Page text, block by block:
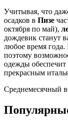
Учитывая, что
осадков в Пизе
октября по май),
дождевик станут
любое время года.
поэтому
одежды обеспечит
прекрасным
Среднемесячный